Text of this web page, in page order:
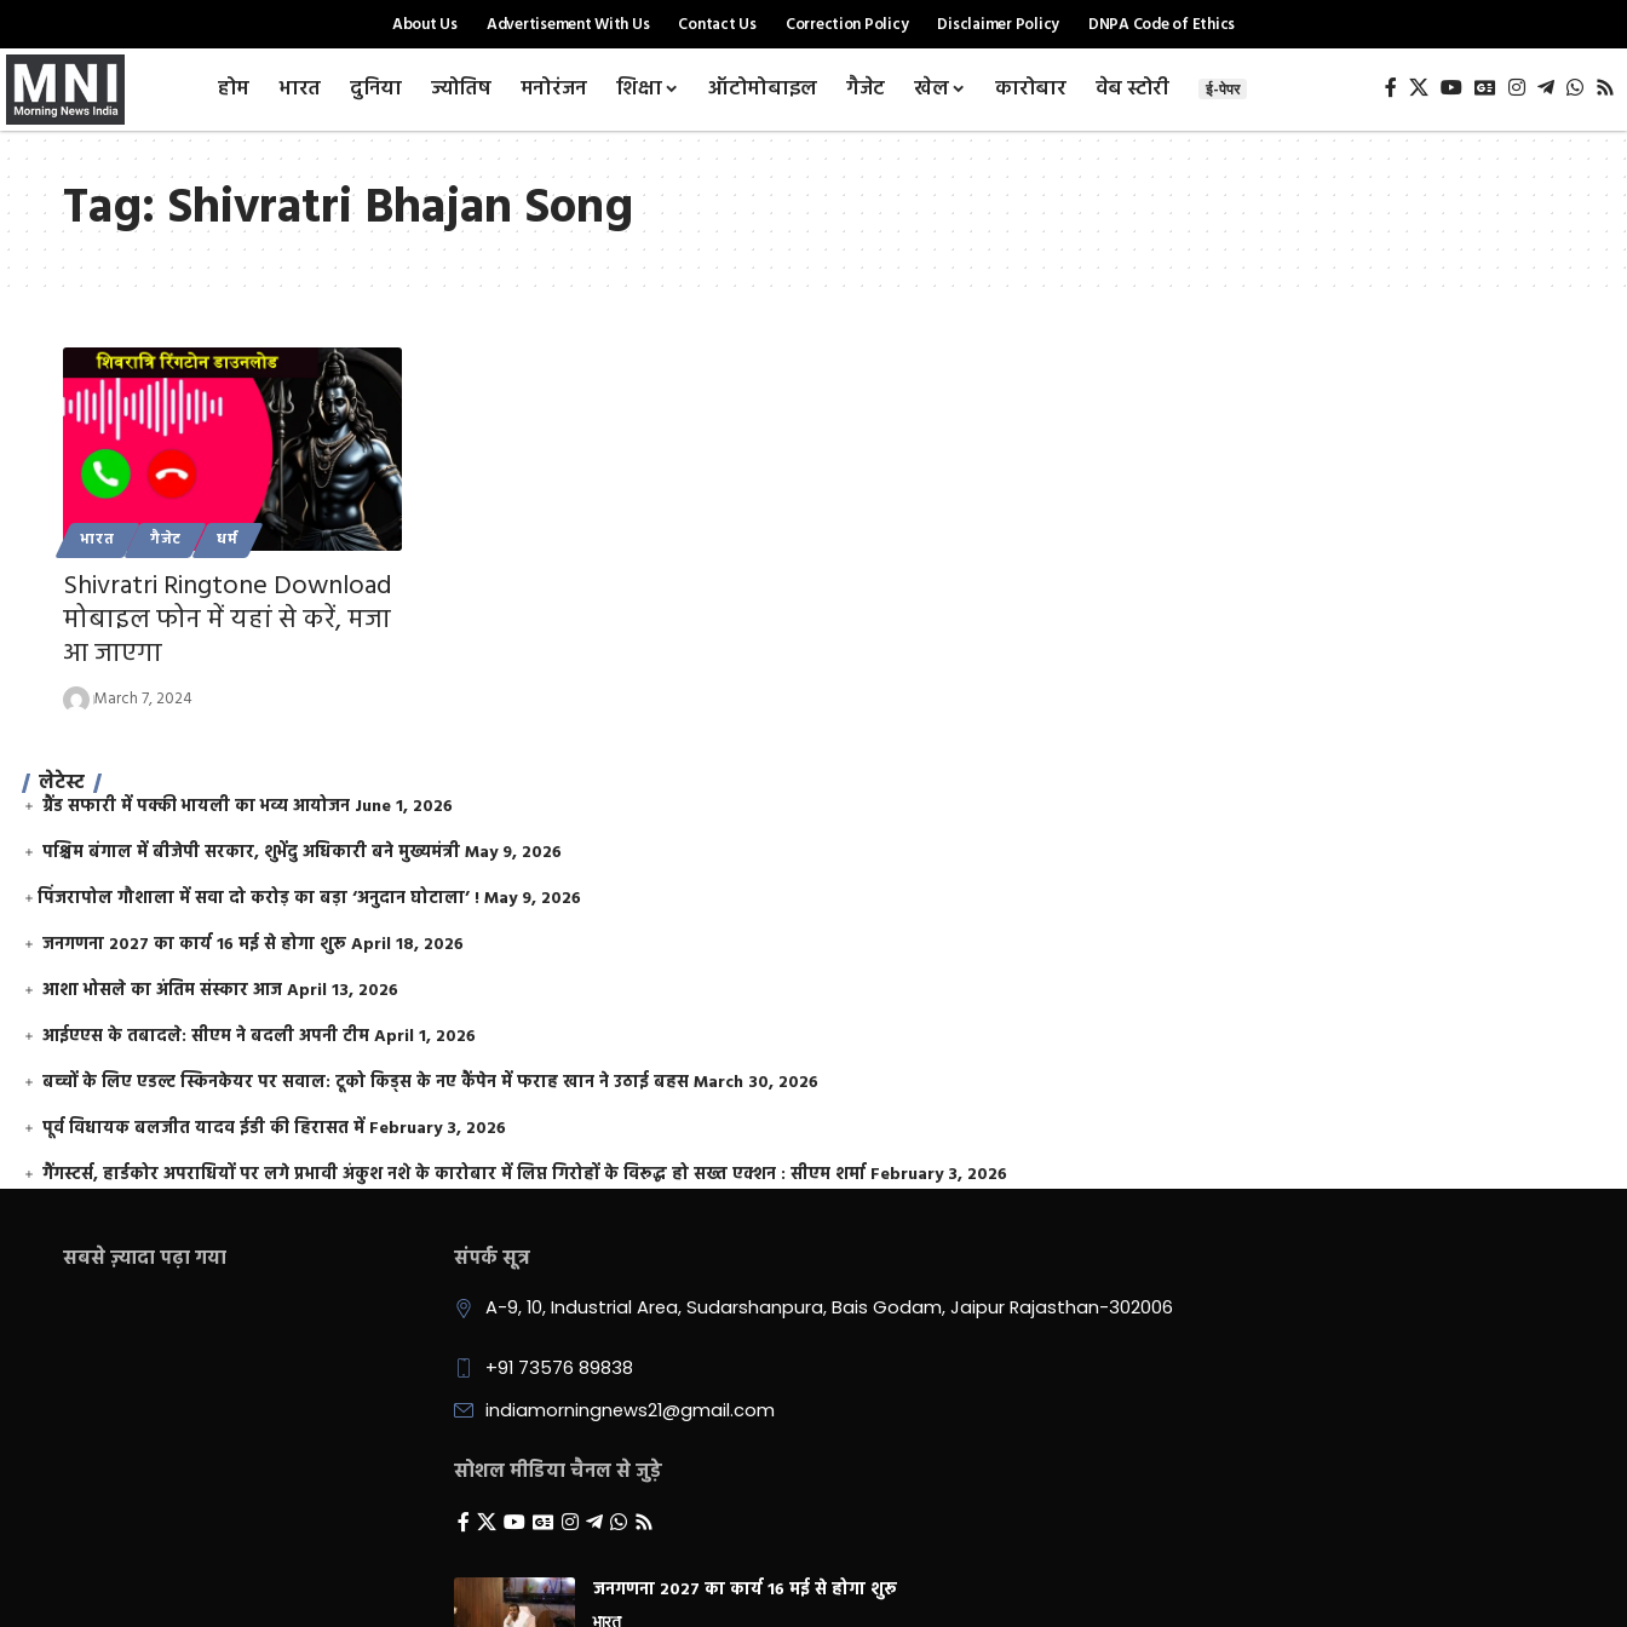
About Us Advertisement With Us Contact Us Correction Policy Disclaimer Policy DNPA Code of Ethics
होम भारत दुनिया ज्योतिष मनोरंजन शिक्षा ऑटोमोबाइल गैजेट खेल कारोबार वेब स्टोरी ई-पेपर
Tag:Shivratri Bhajan Song
भारत गैजेट धर्म
Shivratri Ringtone Download
मोबाइल फोन में यहां से करें, मजा
आ जाएगा
March 7, 2024
लेटेस्ट
ग्रैंड सफारी में पक्की भायली का भव्य आयोजन June 1, 2026
पश्चिम बंगाल में बीजेपी सरकार, शुभेंदु अधिकारी बने मुख्यमंत्रीMay 9, 2026
​पिंजरापोल गौशाला में सवा दो करोड़ का बड़ा ‘अनुदान घोटाला’ !May 9, 2026
जनगणना 2027 का कार्य 16 मई से होगा शुरूApril 18, 2026
आशा भोसले का अंतिम संस्कार आजApril 13, 2026
आईएएस के तबादले: सीएम ने बदली अपनी टीमApril 1, 2026
बच्चों के लिए एडल्ट स्किनकेयर पर सवाल: टूको किड्स के नए कैंपेन में फराह खान ने उठाई बहसMarch 30, 2026
पूर्व विधायक बलजीत यादव ईडी की हिरासत में February 3, 2026
गैंगस्टर्स, हार्डकोर अपराधियों पर लगे प्रभावी अंकुश नशे के कारोबार में लिप्त गिरोहों के विरूद्ध हो सख्त एक्शन : सीएम शर्मा February 3, 2026
सबसे ज़्यादा पढ़ा गया संपर्क सूत्र
A-9, 10, Industrial Area, Sudarshanpura, Bais Godam, Jaipur Rajasthan-302006
+91 73576 89838
indiamorningnews21@gmail.com
सोशल मीडिया चैनल से जुड़े
जनगणना 2027 का कार्य 16 मई से होगा शुरू